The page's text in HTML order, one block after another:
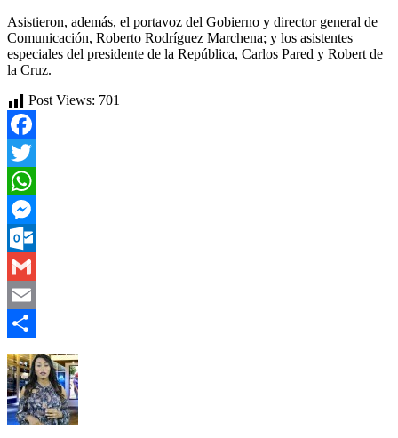
Asistieron, además, el portavoz del Gobierno y director general de
Comunicación, Roberto Rodríguez Marchena; y los asistentes
especiales del presidente de la República, Carlos Pared y Robert de
la Cruz.
Post Views: 701
Facebook
Twitter
WhatsApp
Messenger
Outlook.com
Gmail
Email
Compartir